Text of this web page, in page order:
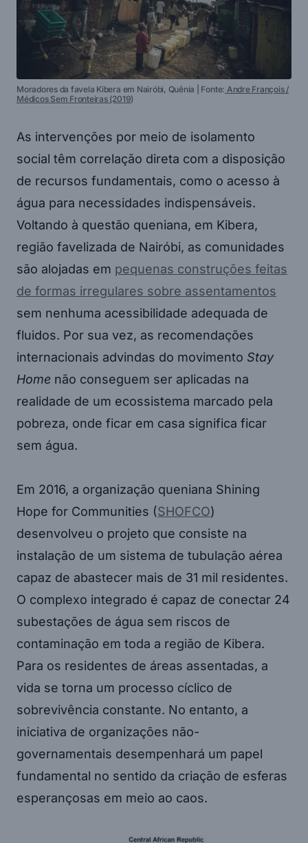
Moradores da favela Kibera em Nairóbi, Quênia | Fonte: Andre François /
Médicos Sem Fronteiras (2019)
As intervenções por meio de isolamento
social têm correlação direta com a disposição
de recursos fundamentais, como o acesso à
água para necessidades indispensáveis.
Voltando à questão queniana, em Kibera,
região favelizada de Nairóbi, as comunidades
são alojadas em pequenas construções feitas
de formas irregulares sobre assentamentos
sem nenhuma acessibilidade adequada de
fluidos. Por sua vez, as recomendações
internacionais advindas do movimento Stay
Home não conseguem ser aplicadas na
realidade de um ecossistema marcado pela
pobreza, onde ficar em casa significa ficar
sem água.
Em 2016, a organização queniana Shining
Hope for Communities (SHOFCO)
desenvolveu o projeto que consiste na
instalação de um sistema de tubulação aérea
capaz de abastecer mais de 31 mil residentes.
O complexo integrado é capaz de conectar 24
subestações de água sem riscos de
contaminação em toda a região de Kibera.
Para os residentes de áreas assentadas, a
vida se torna um processo cíclico de
sobrevivência constante. No entanto, a
iniciativa de organizações não-
governamentais desempenhará um papel
fundamental no sentido da criação de esferas
esperançosas em meio ao caos.